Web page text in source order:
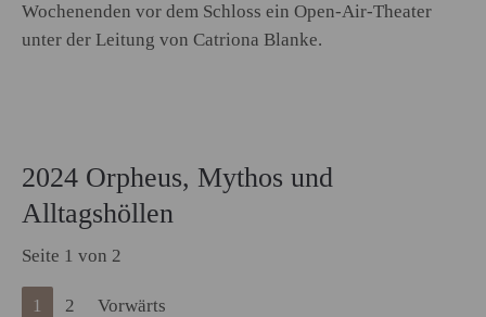
Wochenenden vor dem Schloss ein Open-Air-Theater
unter der Leitung von Catriona Blanke.
2024 Orpheus, Mythos und
Alltagshöllen
Seite 1 von 2
1 2 Vorwärts